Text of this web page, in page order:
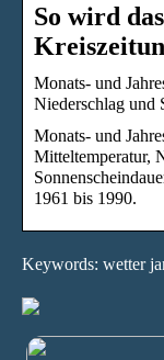
So wird
Monats- und
Niederschlag und
Monats- und
Mitteltemperatur,
1961 bis 1990.
Keywords: wetter